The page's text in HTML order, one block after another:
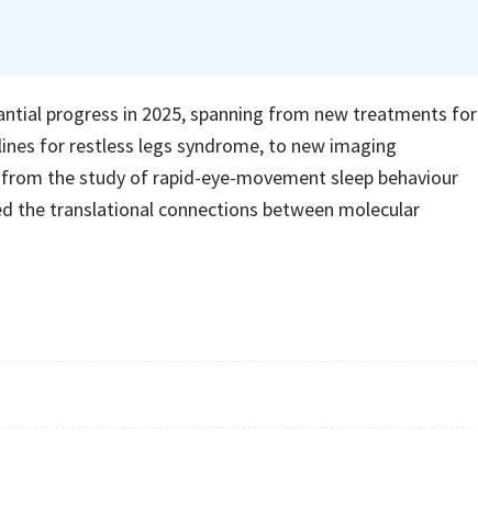
progress in 2025, spanning from new treatments for
for restless legs syndrome, to new imaging
the study of rapid-eye-movement sleep behaviour
the translational connections between molecular